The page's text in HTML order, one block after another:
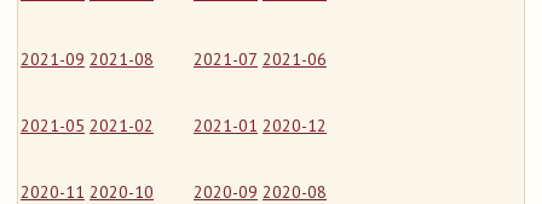
2021-09 2021-08 2021-07 2021-06
2021-05 2021-02 2021-01 2020-12
2020-11 2020-10 2020-09 2020-08